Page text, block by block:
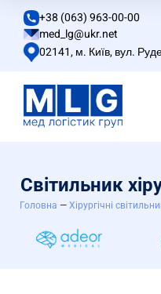
+38 (063) 963-00-00
med_lg@ukr.net
02141, м. Київ, вул.
Cвітильник
Головна — Хірургічні